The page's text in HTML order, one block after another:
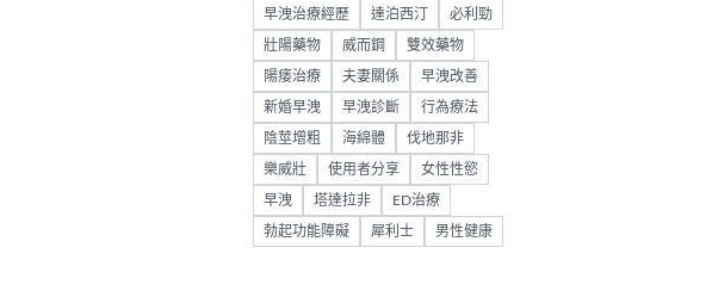
早洩治療經歷 達泊西汀 必利勁
壯陽藥物 威而鋼 雙效藥物
陽痿治療 夫妻關係 早洩改善
新婚早洩 早洩診斷 行為療法
陰莖增粗 海綿體 伐地那非
樂威壯 使用者分享 女性性慾
早洩 塔達拉非 ED治療
勃起功能障礙 犀利士 男性健康